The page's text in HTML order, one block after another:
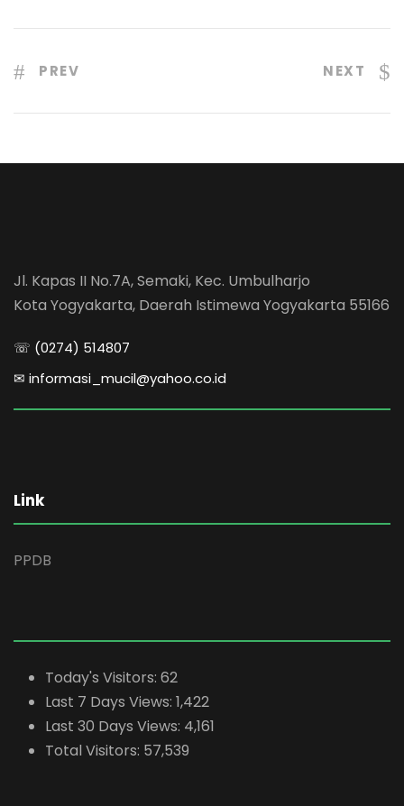
PREV NEXT
Jl. Kapas II No.7A, Semaki, Kec. Umbulharjo
Kota Yogyakarta, Daerah Istimewa Yogyakarta 55166
☏ (0274) 514807
✉ informasi_mucil@yahoo.co.id
Link
PPDB
Today's Visitors: 62
Last 7 Days Views: 1,422
Last 30 Days Views: 4,161
Total Visitors: 57,539